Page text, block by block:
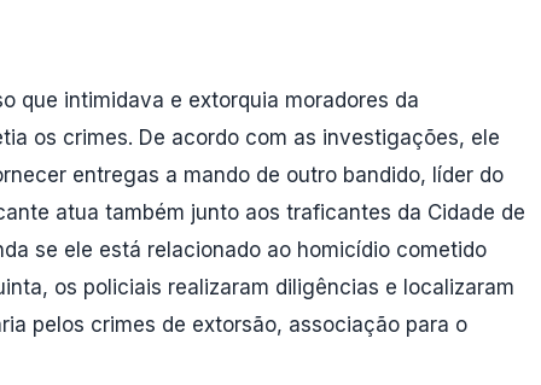
que intimidava e extorquia moradores da
os crimes. De acordo com as investigações, ele
entregas a mando de outro bandido, líder do
atua também junto aos traficantes da Cidade de
se ele está relacionado ao homicídio cometido
os policiais realizaram diligências e localizaram
pelos crimes de extorsão, associação para o